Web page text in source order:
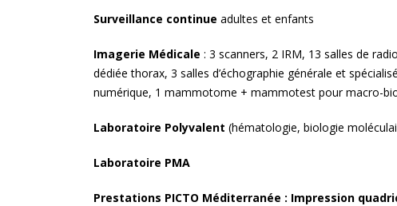
Surveillance continue adultes et enfants
Imagerie Médicale : 3 scanners, 2 IRM, 13 salles de
dédiée thorax, 3 salles d’échographie générale et
numérique, 1 mammotome + mammotest pour macro-
Laboratoire Polyvalent (hématologie, biologie
Laboratoire PMA
Prestations PICTO Méditerranée : Impression